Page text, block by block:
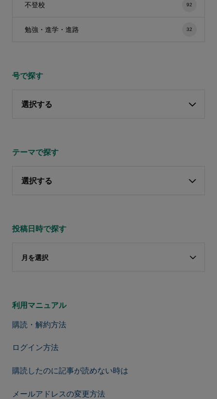
不登校 92
勉強・進学・進路 32
号で探す
選択する
テーマで探す
選択する
投稿日時で探す
月を選択
利用マニュアル
購読・解約方法
ログイン方法
購読したのに記事が読めない時は
メールアドレスの変更方法